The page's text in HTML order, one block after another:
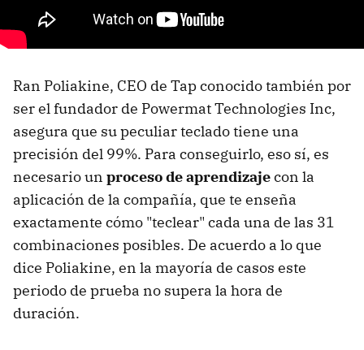
Ran Poliakine, CEO de Tap conocido también por
ser el fundador de Powermat Technologies Inc,
asegura que su peculiar teclado tiene una
precisión del 99%. Para conseguirlo, eso sí, es
necesario un proceso de aprendizajecon la
aplicación de la compañía, que te enseña
exactamente cómo "teclear" cada una de las 31
combinaciones posibles. De acuerdo a lo que
dice Poliakine, en la mayoría de casos este
periodo de prueba no supera la hora de
duración.